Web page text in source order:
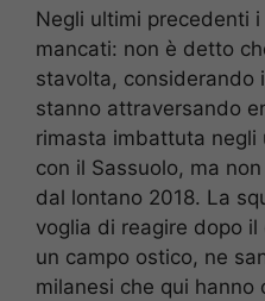
Negli ultimi precedenti
mancati: non è detto
stavolta, considerando
stanno attraversando
rimasta imbattuta
con il Sassuolo, ma
dal lontano 2018. La
voglia di reagire dopo
un campo ostico, ne
milanesi che qui